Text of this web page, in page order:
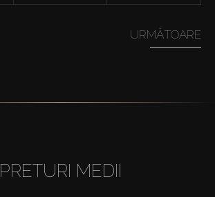
URMĂTOARE
PRETURI MEDII